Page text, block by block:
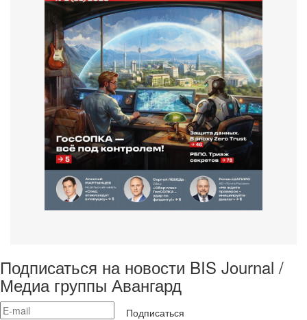
Подписаться на новости BIS Journal /
Медиа группы Авангард
Подписаться